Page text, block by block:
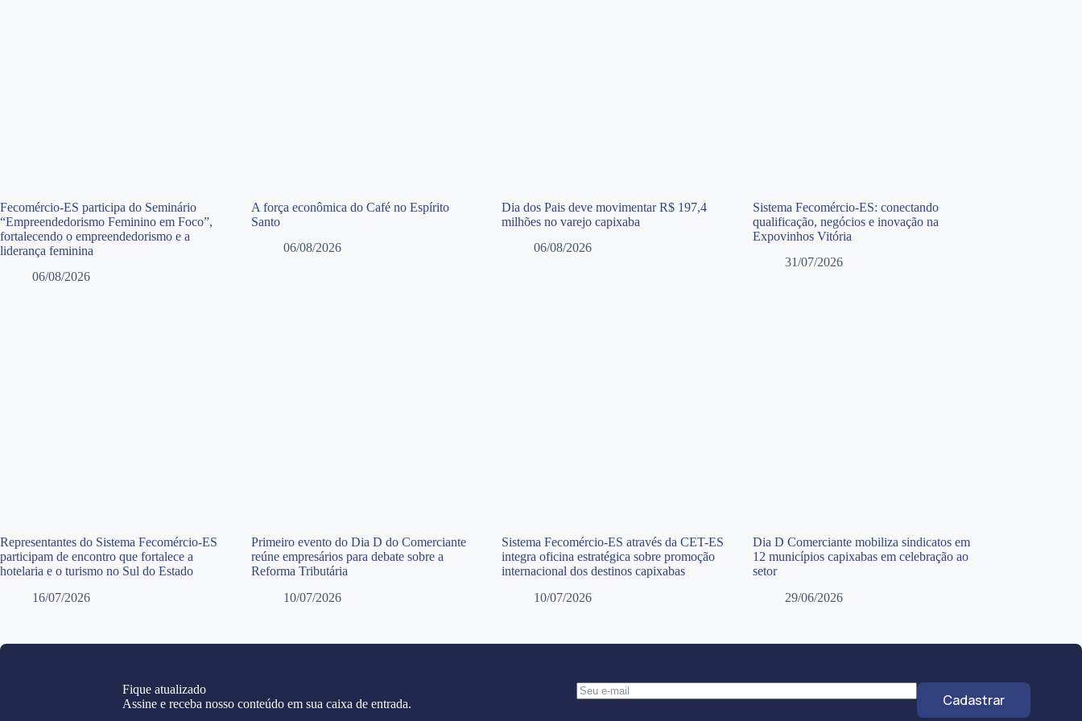
Fecomércio-ES participa do Seminário
“Empreendedorismo Feminino em Foco”,
fortalecendo o empreendedorismo e a
liderança feminina
06/08/2026
A força econômica do Café no Espírito
Santo
06/08/2026
Dia dos Pais deve movimentar R$ 197,4
milhões no varejo capixaba
06/08/2026
Sistema Fecomércio-ES: conectando
qualificação, negócios e inovação na
Expovinhos Vitória
31/07/2026
Representantes do Sistema Fecomércio-ES
participam de encontro que fortalece a
hotelaria e o turismo no Sul do Estado
16/07/2026
Primeiro evento do Dia D do Comerciante
reúne empresários para debate sobre a
Reforma Tributária
10/07/2026
Sistema Fecomércio-ES através da CET-ES
integra oficina estratégica sobre promoção
internacional dos destinos capixabas
10/07/2026
Dia D Comerciante mobiliza sindicatos em
12 municípios capixabas em celebração ao
setor
29/06/2026
Fique atualizado
Assine e receba nosso conteúdo em sua caixa de entrada.
Cadastrar